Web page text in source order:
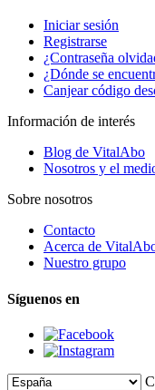
Iniciar sesión
Registrarse
¿Contraseña
¿Dónde se
Canjear código
Información de interés
Blog de VitalAbo
Nosotros y el
Sobre nosotros
Contacto
Acerca de
Nuestro grupo
Síguenos en